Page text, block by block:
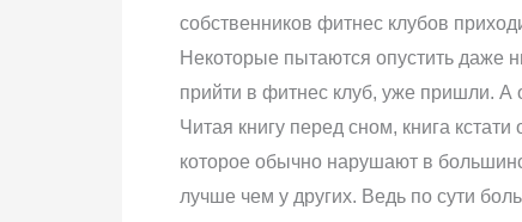
собственников фитнес клубов
Некоторые пытаются опустить даже
прийти в фитнес клуб, уже пришли. А
Читая книгу перед сном, книга
которое обычно нарушают в
лучше чем у других. Ведь по сути